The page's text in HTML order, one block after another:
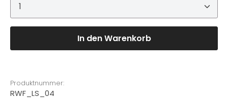
In den Warenkorb
Produktnummer:
RWF_LS_04